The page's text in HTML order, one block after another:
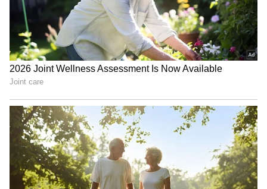
ಹೊಸ ವಾಹನಗಳ ಸೇರ್ಪಡೆ:ಹಳೆಯದಾದ ಮತ್ತು ಪದೇ
ಪದೇ ಕೆಟ್ಟು ನಿಲ್ಲುವ ಆಂಬುಲೆನ್ಸ್‌ಗಳ ಬದಲಿಗೆ ಸುಸಜ್ಜಿತವಾದ
ಹೊಸ 'ಲೈಫ್ ಸಪೋರ್ಟ್' ಆಂಬುಲೆನ್ಸ್‌ಗಳನ್ನು
ರಸ್ತೆಗಿಳಿಸಲಾಗುತ್ತಿದೆ.